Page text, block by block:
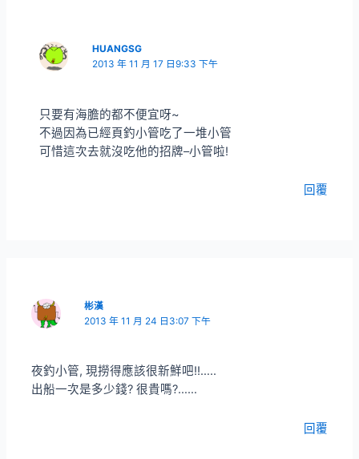
HUANGSG
2013 年 11 月 17 日9:33 下午
只要有海膽的都不便宜呀~
不過因為已經頁釣小管吃了一堆小管
可惜這次去就沒吃他的招牌–小管啦!
回覆
彬漢
2013 年 11 月 24 日3:07 下午
夜釣小管, 現撈得應該很新鮮吧!!…..
出船一次是多少錢? 很貴嗎?……
回覆